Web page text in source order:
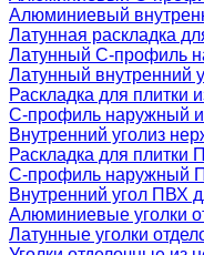
Алюминиевый
Латунная раскладка
Латунный С-профиль
Латунный внутренний
Раскладка для плитки
С-профиль наружный
Внутренний уголиз
Раскладка для плитки
С-профиль наружный
Внутренний угол ПВХ
Алюминиевые уголки
Латунные уголки